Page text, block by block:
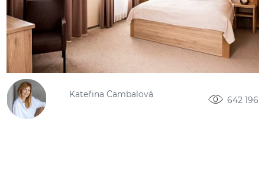
Kateřina Čambalová
642 196